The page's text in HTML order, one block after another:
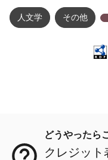
人文学 その他
どうやったら
クレジット